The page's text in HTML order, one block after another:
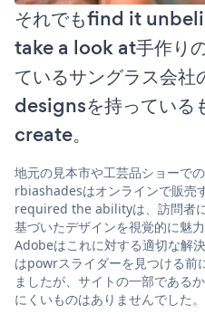
それでもfind it
take a look at手作り
ているサングラス会
designsを持ってい
create。
地元の見本市や工芸品ショーで
rbiashadesはオンラインで販売
required the abilityは、訪問者
基づいたデザインを視覚的に魅
Adobeはこれに対する適切な解
はpowrスライダーを見つける
ましたが、サイトの一部である
にくいものはありませんでした。